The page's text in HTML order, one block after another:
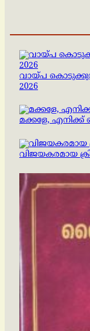
വായ്പ
2026
മക്കളേ, എനിക്ക്
വിജയകരമായ